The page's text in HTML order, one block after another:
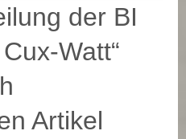
der BI
Watt“
Artikel